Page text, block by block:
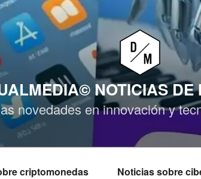
NOTICIAS DE
novedades en innovación y
criptomonedas Noticias sobre